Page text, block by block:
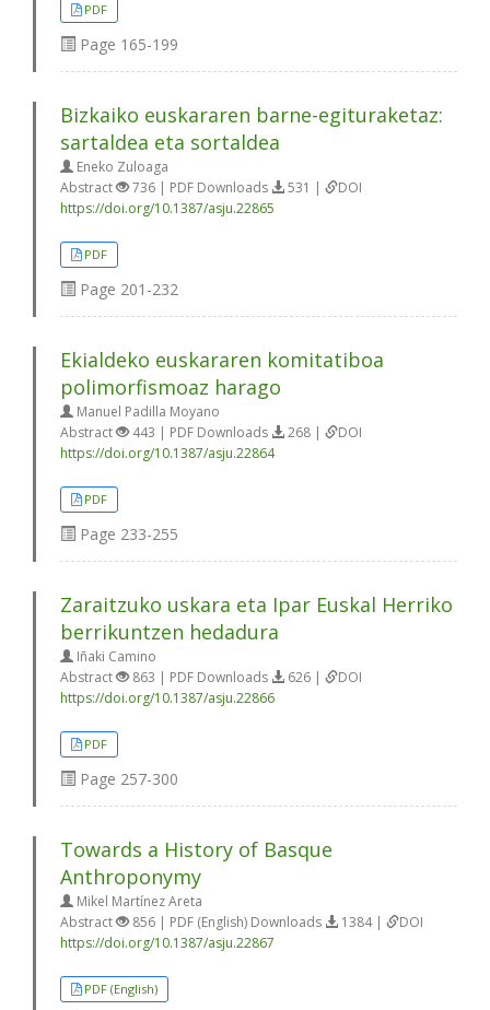
PDF
Page 165-199
Bizkaiko euskararen barne-egituraketaz:
sartaldea eta sortaldea
Eneko Zuloaga
Abstract
736 | PDF Downloads 531 |
DOI
https://doi.org/10.1387/asju.22865
PDF
Page 201-232
Ekialdeko euskararen komitatiboa
polimorfismoaz harago
Manuel Padilla Moyano
Abstract
443 | PDF Downloads 268 |
DOI
https://doi.org/10.1387/asju.22864
PDF
Page 233-255
Zaraitzuko uskara eta Ipar Euskal Herriko
berrikuntzen hedadura
Iñaki Camino
Abstract
863 | PDF Downloads 626 |
DOI
https://doi.org/10.1387/asju.22866
PDF
Page 257-300
Towards a History of Basque
Anthroponymy
Mikel Martínez Areta
Abstract
856 | PDF (English) Downloads 1384 |
DOI
https://doi.org/10.1387/asju.22867
PDF (English)